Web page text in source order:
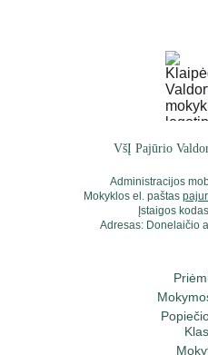
VšĮ Pajūrio
Administracijos
Mokyklos el. paštas
Įstaigos
Adresas: Donelaičio